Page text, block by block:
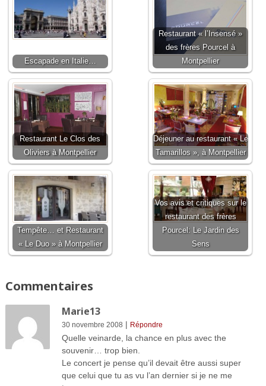
Escapade en Italie…
Restaurant « l’Insensé »
des frères Pourcel à
Montpellier
Restaurant Le Clos des
Oliviers à Montpellier
Déjeuner au restaurant « Le
Tamarillos », à Montpellier
Tempête… et Restaurant
« Le Duo » à Montpellier
Vos avis et critiques sur le
restaurant des frères
Pourcel: Le Jardin des
Sens
Commentaires
Marie13
30 novembre 2008 | Répondre
Quelle veinarde, la chance en plus avec the
souvenir… trop bien.
Le concert je pense qu’il devait être aussi super
que celui que tu as vu l’an dernier si je ne me